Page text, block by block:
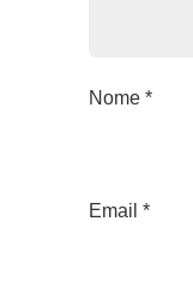
Nome *
Email *